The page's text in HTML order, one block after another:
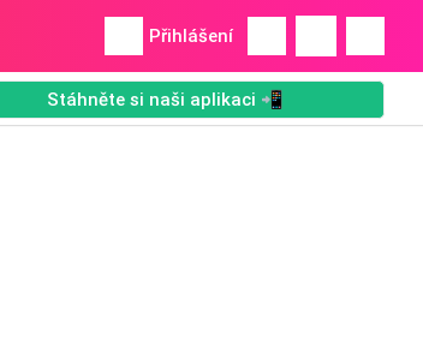
Přihlášení
Stáhněte si naši aplikaci 📲